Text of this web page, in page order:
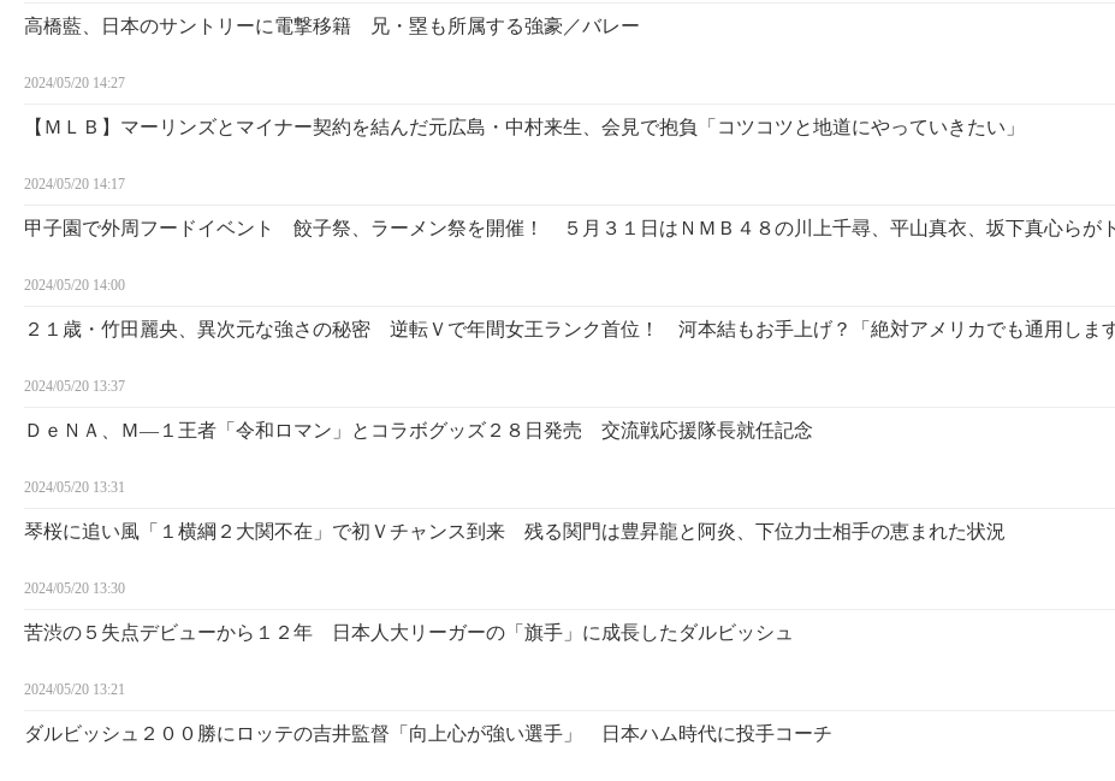
高橋藍、日本のサントリーに電撃移籍 兄・塁も所属する強豪／バレー
2024/05/20 14:27
【ＭＬＢ】マーリンズとマイナー契約を結んだ元広島・中村来生、会見で抱負「コツコツと地道にやっていきたい」
2024/05/20 14:17
甲子園で外周フードイベント 餃子祭、ラーメン祭を開催！ ５月３１日はＮＭＢ４８の川上千尋、平山真衣、坂下真心らが
2024/05/20 14:00
２１歳・竹田麗央、異次元な強さの秘密 逆転Ｖで年間女王ランク首位！ 河本結もお手上げ？「絶対アメリカでも通用します
2024/05/20 13:37
ＤｅＮＡ、Ｍ―１王者「令和ロマン」とコラボグッズ２８日発売 交流戦応援隊長就任記念
2024/05/20 13:31
琴桜に追い風「１横綱２大関不在」で初Ｖチャンス到来 残る関門は豊昇龍と阿炎、下位力士相手の恵まれた状況
2024/05/20 13:30
苦渋の５失点デビューから１２年 日本人大リーガーの「旗手」に成長したダルビッシュ
2024/05/20 13:21
ダルビッシュ２００勝にロッテの吉井監督「向上心が強い選手」 日本ハム時代に投手コーチ